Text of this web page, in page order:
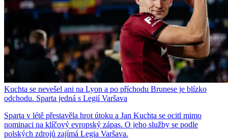
Kuchta se nevešel ani na Lyon a po příchodu Brunese je blízko
odchodu. Sparta jedná s Legií Varšava
Sparta v létě přestavěla hrot útoku a Jan Kuchta se ocitl mimo
nominaci na klíčový evropský zápas. O jeho služby se podle
polských zdrojů zajímá Legia Varšava.